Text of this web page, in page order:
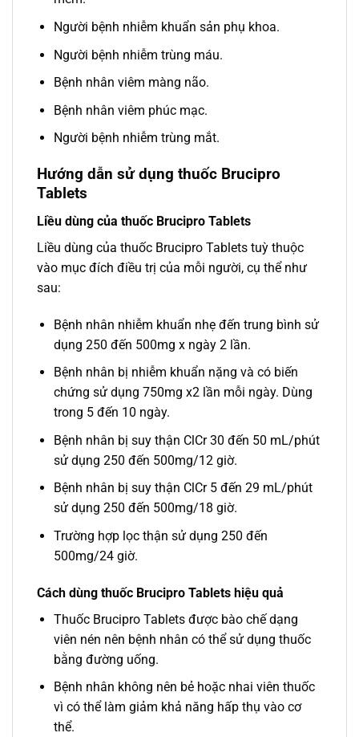
Người bệnh nhiễm khuẩn sản phụ khoa.
Người bệnh nhiễm trùng máu.
Bệnh nhân viêm màng não.
Bệnh nhân viêm phúc mạc.
Người bệnh nhiễm trùng mắt.
Hướng dẫn sử dụng thuốc Brucipro
Tablets
Liều dùng của thuốc Brucipro Tablets
Liều dùng của thuốc Brucipro Tablets tuỳ thuộc
vào mục đích điều trị của mỗi người, cụ thể như
sau:
Bệnh nhân nhiễm khuẩn nhẹ đến trung bình sử
dụng 250 đến 500mg x ngày 2 lần.
Bệnh nhân bị nhiễm khuẩn nặng và có biến
chứng sử dụng 750mg x2 lần mỗi ngày. Dùng
trong 5 đến 10 ngày.
Bệnh nhân bị suy thận ClCr 30 đến 50 mL/phút
sử dụng 250 đến 500mg/12 giờ.
Bệnh nhân bị suy thận ClCr 5 đến 29 mL/phút
sử dụng 250 đến 500mg/18 giờ.
Trường hợp lọc thận sử dụng 250 đến
500mg/24 giờ.
Cách dùng thuốc Brucipro Tablets hiệu quả
Thuốc Brucipro Tablets được bào chế dạng
viên nén nên bệnh nhân có thể sử dụng thuốc
bằng đường uống.
Bệnh nhân không nên bẻ hoặc nhai viên thuốc
vì có thể làm giảm khả năng hấp thụ vào cơ
thể.